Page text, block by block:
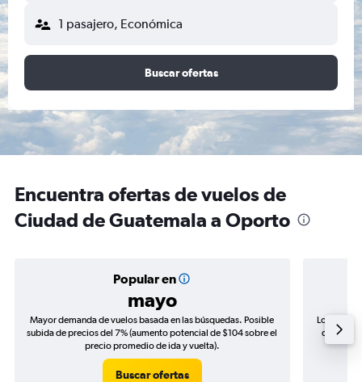
1 pasajero, Económica
Buscar ofertas
Encuentra ofertas de vuelos de
Ciudad de Guatemala a Oporto
Popular en
mayo
Mayor demanda de vuelos basada en las búsquedas. Posible
subida de precios del 7% (aumento potencial de $104 sobre el
precio promedio de ida y vuelta).
Buscar ofertas
Los
de